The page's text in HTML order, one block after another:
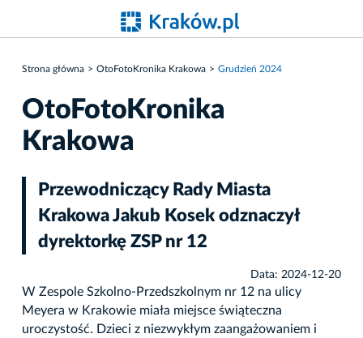
Strona główna OtoFotoKronika Krakowa Grudzień 2024
OtoFotoKronika
Krakowa
Przewodniczący Rady Miasta
Krakowa Jakub Kosek odznaczył
dyrektorkę ZSP nr 12
Data: 2024-12-20
W Zespole Szkolno-Przedszkolnym nr 12 na ulicy
Meyera w Krakowie miała miejsce świąteczna
uroczystość. Dzieci z niezwykłym zaangażowaniem i